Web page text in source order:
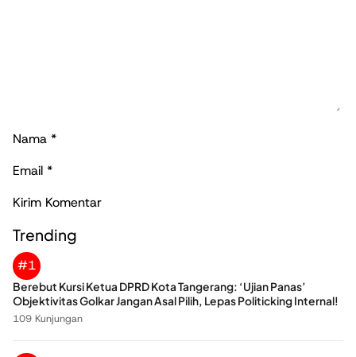
Nama *
Email *
Trending
#1
Berebut Kursi Ketua DPRD Kota Tangerang: ‘Ujian Panas’
Objektivitas Golkar Jangan Asal Pilih, Lepas Politicking Internal!
109 Kunjungan